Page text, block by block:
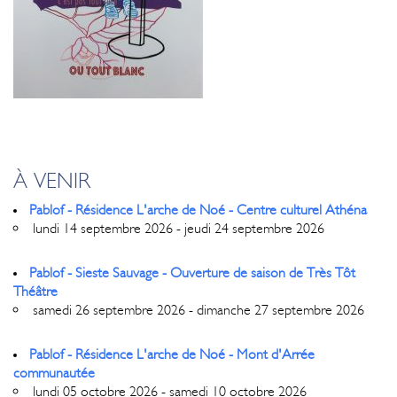
À VENIR
Pablof - Résidence L'arche de Noé - Centre culturel Athéna
lundi 14 septembre 2026 - jeudi 24 septembre 2026
Pablof - Sieste Sauvage - Ouverture de saison de Très Tôt
Théâtre
samedi 26 septembre 2026 - dimanche 27 septembre 2026
Pablof - Résidence L'arche de Noé - Mont d'Arrée
communautée
lundi 05 octobre 2026 - samedi 10 octobre 2026